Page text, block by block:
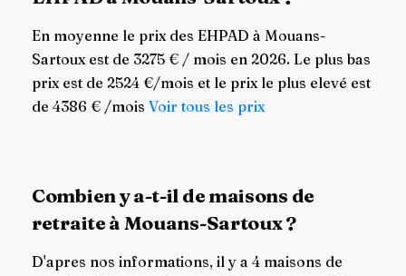
En moyenne le prix des EHPAD à Mouans-
Sartoux est de 3275 € / mois en 2026. Le plus bas
prix est de 2524 €/mois et le prix le plus elevé est
de 4386 € /mois Voir tous les prix
Combien y a-t-il de maisons de
retraite à Mouans-Sartoux ?
D'apres nos informations, il y a 4 maisons de